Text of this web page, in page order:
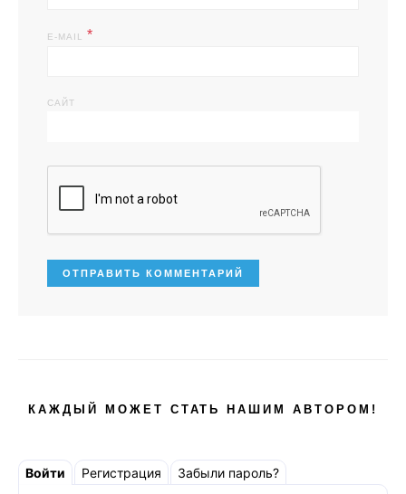
E-MAIL *
САЙТ
КАЖДЫЙ МОЖЕТ СТАТЬ НАШИМ АВТОРОМ!
Войти Регистрация Забыли пароль?